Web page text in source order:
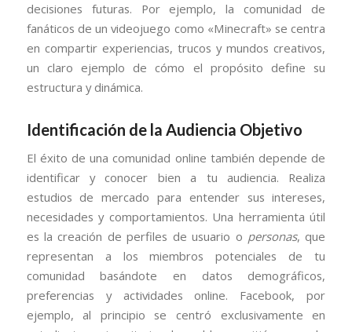
decisiones futuras. Por ejemplo, la comunidad de
fanáticos de un videojuego como «Minecraft» se centra
en compartir experiencias, trucos y mundos creativos,
un claro ejemplo de cómo el propósito define su
estructura y dinámica.
Identificación de la Audiencia Objetivo
El éxito de una comunidad online también depende de
identificar y conocer bien a tu audiencia. Realiza
estudios de mercado para entender sus intereses,
necesidades y comportamientos. Una herramienta útil
es la creación de perfiles de usuario o personas, que
representan a los miembros potenciales de tu
comunidad basándote en datos demográficos,
preferencias y actividades online. Facebook, por
ejemplo, al principio se centró exclusivamente en